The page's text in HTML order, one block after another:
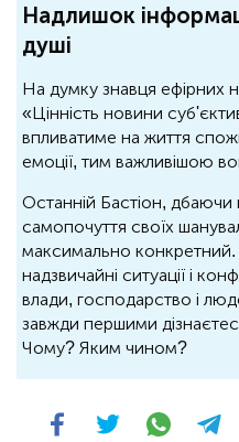
Надлишок
душі
На думку знавця ефірних
«Цінність новини
впливатиме на життя
емоції, тим важливішою
Останній Бастіон, дбаючи
самопочуття своїх
максимально
надзвичайні ситуації і
влади, господарство і
завжди першими
Чому? Яким чином?